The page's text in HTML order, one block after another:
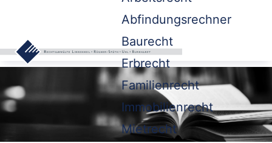
Abfindungsrechner
Baurecht
Erbrecht
Familienrecht
Immobilienrecht
Mietrecht